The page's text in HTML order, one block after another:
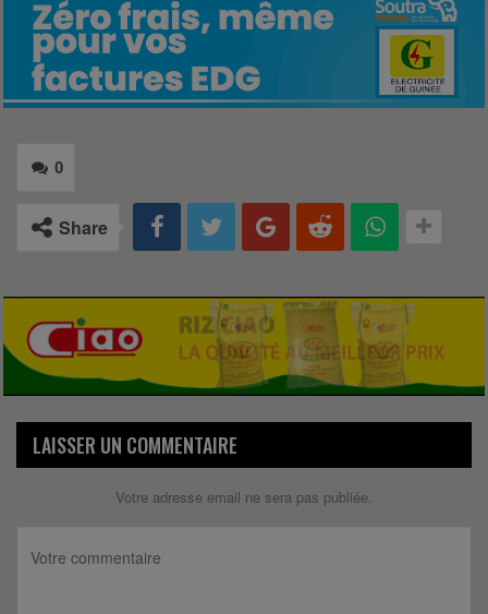
0
Share
LAISSER UN COMMENTAIRE
Votre adresse email ne sera pas publiée.